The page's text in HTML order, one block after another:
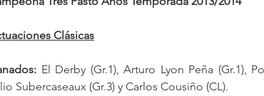
Clásicas
El Derby (Gr.1), Arturo Lyon Peña (Gr.1),
Subercaseaux (Gr.3) y Carlos Cousiño (CL).